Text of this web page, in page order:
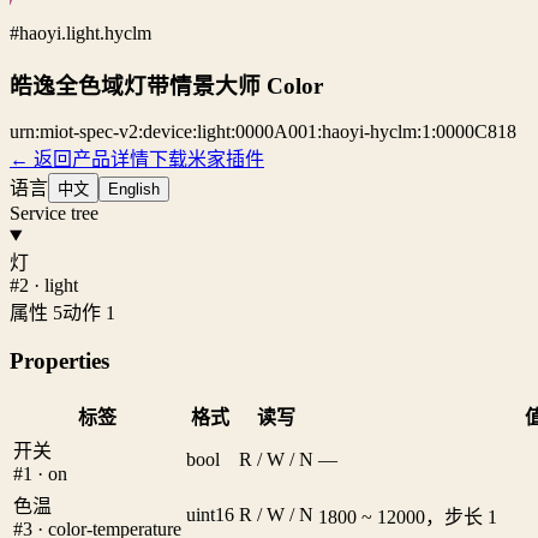
#haoyi.light.hyclm
皓逸全色域灯带情景大师 Color
urn:miot-spec-v2:device:light:0000A001:haoyi-hyclm:1:0000C818
← 返回产品详情下载米家插件
语言 中文 English
Service tree
灯
#2 · light
属性 5动作 1
Properties
标签 格式 读写
开关
#1 · on
bool R / W / N —
色温
#3 · color-temperature
uint16 R / W / N 1800 ~ 12000，步长 1